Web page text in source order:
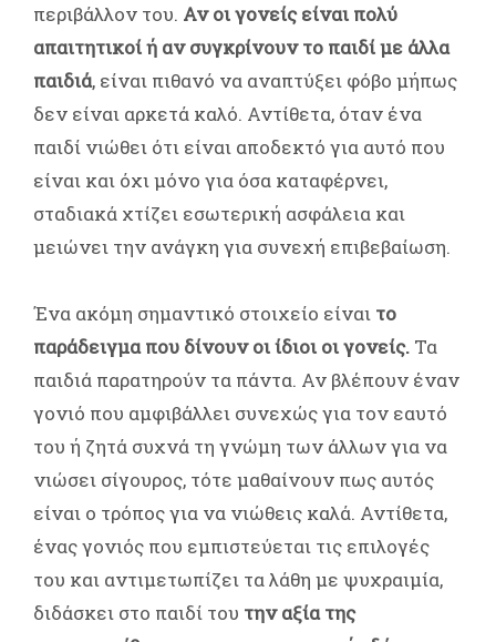
περιβάλλον του. Αν οι γονείς είναι πολύ
απαιτητικοί ή αν συγκρίνουν το παιδί με άλλα
παιδιά, είναι πιθανό να αναπτύξει φόβο μήπως
δεν είναι αρκετά καλό. Αντίθετα, όταν ένα
παιδί νιώθει ότι είναι αποδεκτό για αυτό που
είναι και όχι μόνο για όσα καταφέρνει,
σταδιακά χτίζει εσωτερική ασφάλεια και
μειώνει την ανάγκη για συνεχή επιβεβαίωση.
Ένα ακόμη σημαντικό στοιχείο είναι το
παράδειγμα που δίνουν οι ίδιοι οι γονείς. Τα
παιδιά παρατηρούν τα πάντα. Αν βλέπουν έναν
γονιό που αμφιβάλλει συνεχώς για τον εαυτό
του ή ζητά συχνά τη γνώμη των άλλων για να
νιώσει σίγουρος, τότε μαθαίνουν πως αυτός
είναι ο τρόπος για να νιώθεις καλά. Αντίθετα,
ένας γονιός που εμπιστεύεται τις επιλογές
του και αντιμετωπίζει τα λάθη με ψυχραιμία,
διδάσκει στο παιδί του την αξία της